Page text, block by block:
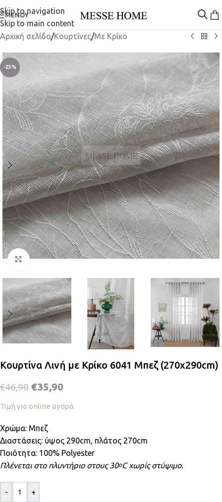
Skip to navigation
Skip to main content
ΜΕΝΟΎ
Αρχική σελίδα/Κουρτίνες/Mε Κρίκο
-23%
Κλικ για μεγέθυνση
Κουρτίνα Λινή με Κρίκο 6041 Μπεζ (270x290cm)
€46,90 €35,90
Τιμή για online αγορά
Χρώμα: Μπεζ
Διαστάσεις: ύψος 290cm, πλάτος 270cm
Ποιότητα: 100% Polyester
Πλένεται στο πλυντήριο στους 30οC χωρίς στύψιμο.
- +